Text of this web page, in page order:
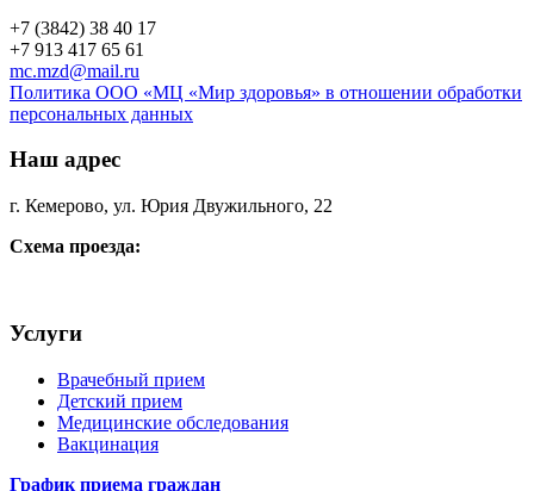
+7 (3842) 38 40 17
+7 913 417 65 61
mc.mzd@mail.ru
Политика ООО «МЦ «Мир здоровья» в отношении обработки
персональных данных
Наш адрес
г. Кемерово, ул. Юрия Двужильного, 22
Схема проезда:
Услуги
Врачебный прием
Детский прием
Медицинские обследования
Вакцинация
График приема граждан